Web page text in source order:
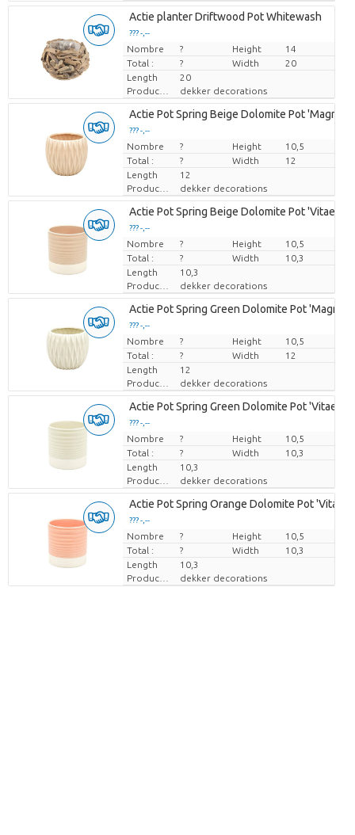
Actie planter Driftwood Pot Whitewash
??? -,--
Prix par pièce
Nombre ? Height
14
Total :
? Width
20
Length
20
Producteur
dekker decorations
Actie Pot Spring Beige Dolomite Pot 'Magna'
??? -,--
Prix par pièce
Nombre ? Height
10,5
Total :
? Width
12
Length
12
Producteur
dekker decorations
Actie Pot Spring Beige Dolomite Pot 'Vitae'
??? -,--
Prix par pièce
Nombre ? Height
10,5
Total :
? Width
10,3
Length
10,3
Producteur
dekker decorations
Actie Pot Spring Green Dolomite Pot 'Magna'
??? -,--
Prix par pièce
Nombre ? Height
10,5
Total :
? Width
12
Length
12
Producteur
dekker decorations
Actie Pot Spring Green Dolomite Pot 'Vitae'
??? -,--
Prix par pièce
Nombre ? Height
10,5
Total :
? Width
10,3
Length
10,3
Producteur
dekker decorations
Actie Pot Spring Orange Dolomite Pot 'Vitae'
??? -,--
Prix par pièce
Nombre ? Height
10,5
Total :
? Width
10,3
Length
10,3
Producteur
dekker decorations